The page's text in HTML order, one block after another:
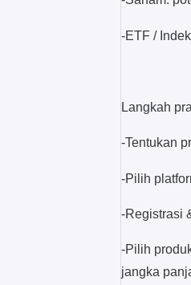
-ETF /
Langkah
-Tentukan
-Pilih
-Registrasi
-Pilih
jangka